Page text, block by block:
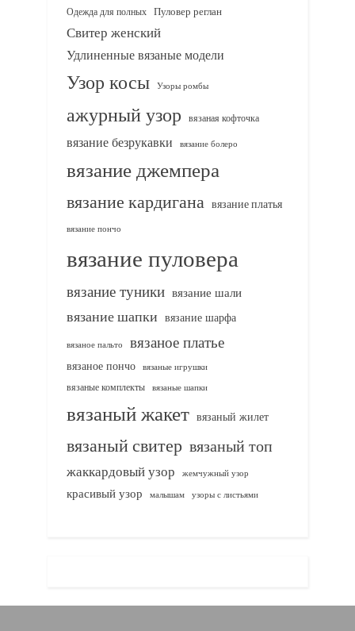
Одежда для полных Пуловер реглан
Свитер женский
Удлиненные вязаные модели
Узор косы Узоры ромбы
ажурный узор вязаная кофточка
вязание безрукавки вязание болеро
вязание джемпера
вязание кардигана вязание платья
вязание пончо
вязание пуловера
вязание туники вязание шали
вязание шапки вязание шарфа
вязаное пальто вязаное платье
вязаное пончо вязаные игрушки
вязаные комплекты
вязаные шапки
вязаный жакет вязаный жилет
вязаный свитер вязаный топ
жаккардовый узор жемчужный узор
красивый узор малышам узоры с листьями